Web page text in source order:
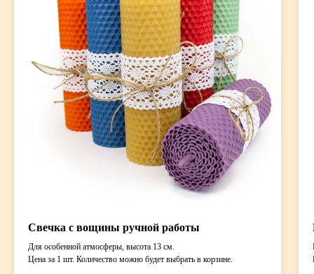
Свечка с вощины ручной работы
Для особенной атмосферы, высота 13 см.
Цена за 1 шт. Количество можно будет выбрать в корзине.